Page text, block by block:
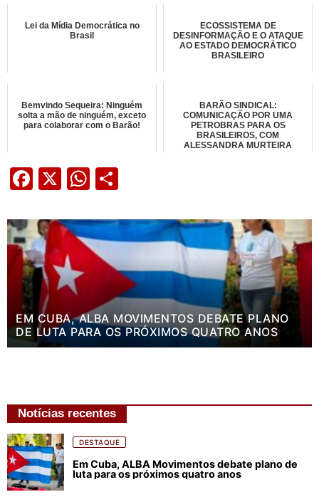
Lei da Mídia Democrática no
Brasil
ECOSSISTEMA DE
DESINFORMAÇÃO E O ATAQUE
AO ESTADO DEMOCRÁTICO
BRASILEIRO
Bemvindo Sequeira: Ninguém
solta a mão de ninguém, exceto
para colaborar com o Barão!
BARÃO SINDICAL:
COMUNICAÇÃO POR UMA
PETROBRAS PARA OS
BRASILEIROS, COM
ALESSANDRA MURTEIRA
Facebook
X WhatsApp
EM CUBA, ALBA MOVIMENTOS DEBATE PLANO
DE LUTA PARA OS PRÓXIMOS QUATRO ANOS
Notícias recentes
DESTAQUE
Em Cuba, ALBA Movimentos debate plano de
luta para os próximos quatro anos